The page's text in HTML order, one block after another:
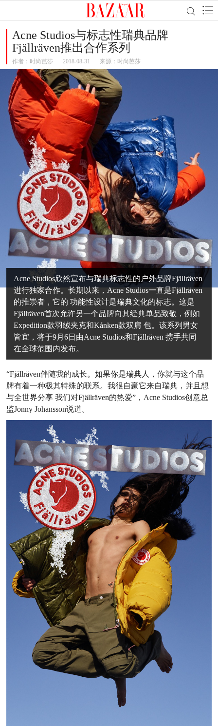
Acne Studios与标志性瑞典品牌
Fjällräven推出合作系列
作者： 时尚芭莎 2018-08-31 来源：时尚芭莎
Acne Studios欣然宣布与瑞典标志性的户外品牌Fjällräven
进行独家合作。长期以来，Acne Studios一直是Fjällräven
的推崇者，它的 功能性设计是瑞典文化的标志。这是
Fjällräven首次允许另一个品牌向其经典单品致敬，例如
Expedition款羽绒夹克和Kånken款双肩 包。该系列男女
皆宜，将于9月6日由Acne Studios和Fjällräven 携手共同
在全球范围内发布。
“Fjällräven伴随我的成长。如果你是瑞典人，你就与这个品
牌有着一种极其特殊的联系。我很自豪它来自瑞典，并且想
与全世界分享 我们对Fjällräven的热爱”，Acne Studios创意总
监Jonny Johansson说道。